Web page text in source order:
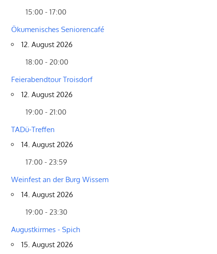
15:00 - 17:00
Ökumenisches Seniorencafé
12. August 2026
18:00 - 20:00
Feierabendtour Troisdorf
12. August 2026
19:00 - 21:00
TADü-Treffen
14. August 2026
17:00 - 23:59
Weinfest an der Burg Wissem
14. August 2026
19:00 - 23:30
Augustkirmes - Spich
15. August 2026